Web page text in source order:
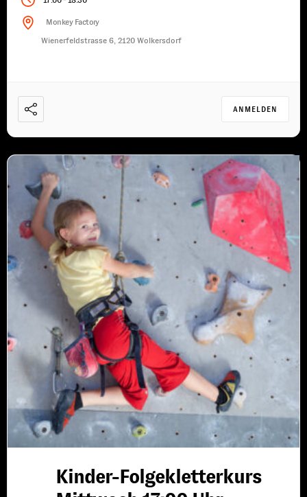
Monkey Factory
Wienerfeldstrasse 6, 2120 Wolkersdorf
ANMELDEN
Kinder-Folgekletterkurs